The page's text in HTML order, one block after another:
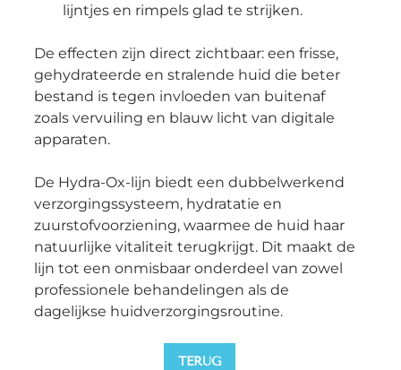
lijntjes en rimpels glad te strijken.
De effecten zijn direct zichtbaar: een frisse,
gehydrateerde en stralende huid die beter
bestand is tegen invloeden van buitenaf
zoals vervuiling en blauw licht van digitale
apparaten.
De Hydra-Ox-lijn biedt een dubbelwerkend
verzorgingssysteem, hydratatie en
zuurstofvoorziening, waarmee de huid haar
natuurlijke vitaliteit terugkrijgt. Dit maakt de
lijn tot een onmisbaar onderdeel van zowel
professionele behandelingen als de
dagelijkse huidverzorgingsroutine.
TERUG